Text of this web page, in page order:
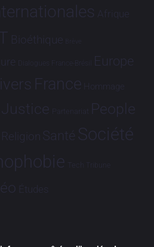
Afrique
Bioéthique Brève
Dialogues France-Brésil Europe
France Hommage
Justice Partenariat People
Religion Santé Société
Tech Tribune
Études